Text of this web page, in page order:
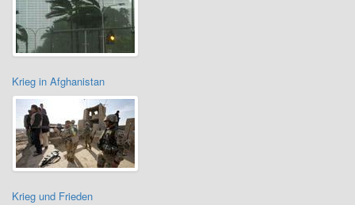
Krieg in Afghanistan
Krieg und Frieden